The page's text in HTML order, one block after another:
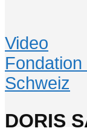
Video
Schweiz
DORIS